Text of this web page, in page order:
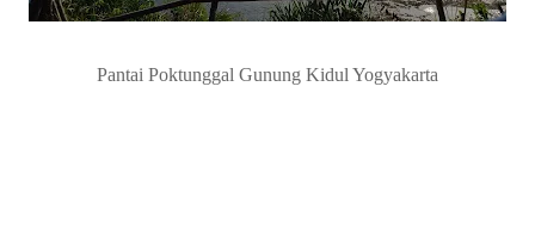
Pantai Poktunggal Gunung Kidul Yogyakarta